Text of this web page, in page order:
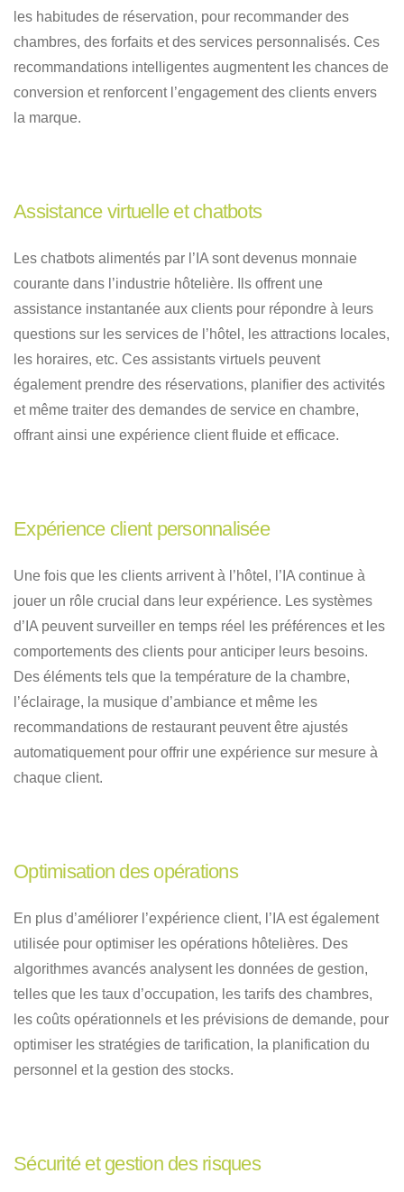
les habitudes de réservation, pour recommander des
chambres, des forfaits et des services personnalisés. Ces
recommandations intelligentes augmentent les chances de
conversion et renforcent l’engagement des clients envers
la marque.
Assistance virtuelle et chatbots
Les chatbots alimentés par l’IA sont devenus monnaie
courante dans l’industrie hôtelière. Ils offrent une
assistance instantanée aux clients pour répondre à leurs
questions sur les services de l’hôtel, les attractions locales,
les horaires, etc. Ces assistants virtuels peuvent
également prendre des réservations, planifier des activités
et même traiter des demandes de service en chambre,
offrant ainsi une expérience client fluide et efficace.
Expérience client personnalisée
Une fois que les clients arrivent à l’hôtel, l’IA continue à
jouer un rôle crucial dans leur expérience. Les systèmes
d’IA peuvent surveiller en temps réel les préférences et les
comportements des clients pour anticiper leurs besoins.
Des éléments tels que la température de la chambre,
l’éclairage, la musique d’ambiance et même les
recommandations de restaurant peuvent être ajustés
automatiquement pour offrir une expérience sur mesure à
chaque client.
Optimisation des opérations
En plus d’améliorer l’expérience client, l’IA est également
utilisée pour optimiser les opérations hôtelières. Des
algorithmes avancés analysent les données de gestion,
telles que les taux d’occupation, les tarifs des chambres,
les coûts opérationnels et les prévisions de demande, pour
optimiser les stratégies de tarification, la planification du
personnel et la gestion des stocks.
Sécurité et gestion des risques